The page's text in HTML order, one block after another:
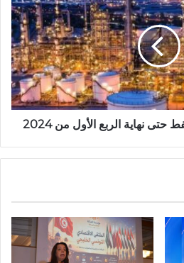
نهاية الربع الأول من 2024